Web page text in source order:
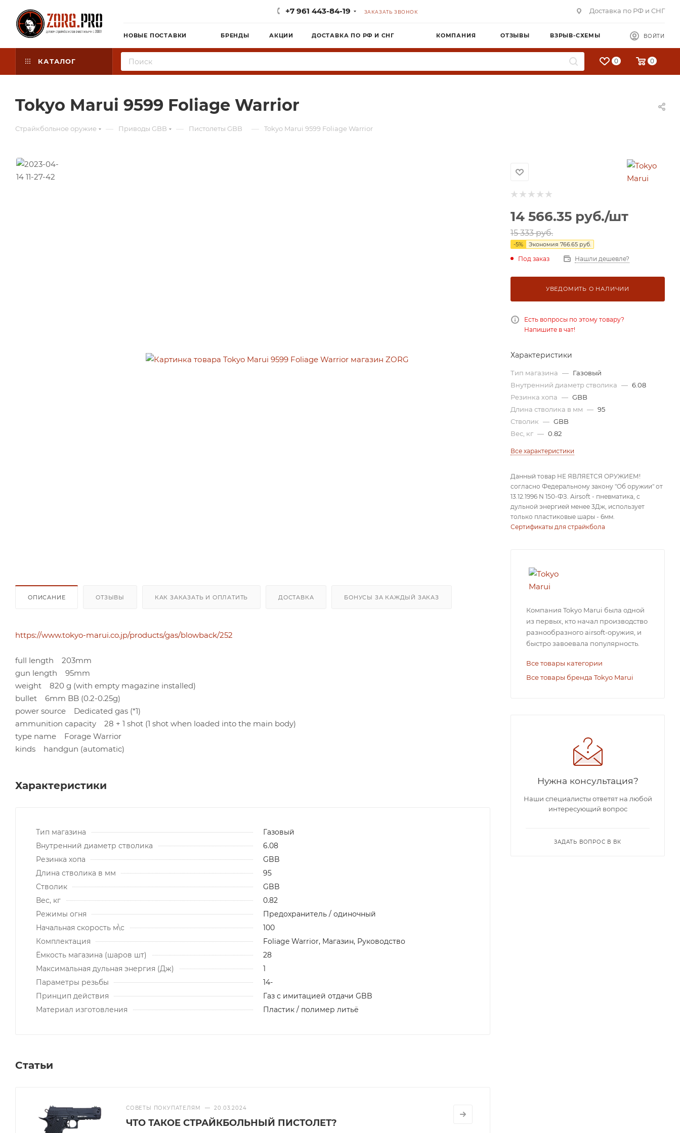
+7 961 443-84-19 ЗАКАЗАТЬ ЗВОНОК Доставка по РФ и СНГ
НОВЫЕ ПОСТАВКИ БРЕНДЫ АКЦИИ ДОСТАВКА ПО РФ И СНГ КОМПАНИЯ ОТЗЫВЫ ВЗРЫВ-СХЕМЫ ВОЙТИ
КАТАЛОГ 0 0
Tokyo Marui 9599 Foliage Warrior
Страйкбольное оружие — Приводы GBB — Пистолеты GBB — Tokyo Marui 9599 Foliage Warrior
ОПИСАНИЕ ОТЗЫВЫ КАК ЗАКАЗАТЬ И ОПЛАТИТЬ ДОСТАВКА БОНУСЫ ЗА КАЖДЫЙ ЗАКАЗ
https://www.tokyo-marui.co.jp/products/gas/blowback/252
full length 203mm
gun length 95mm
weight 820 g (with empty magazine installed)
bullet 6mm BB (0.2-0.25g)
power source Dedicated gas (*1)
ammunition capacity 28 + 1 shot (1 shot when loaded into the main body)
type name Forage Warrior
kinds handgun (automatic)
Характеристики
Тип магазина
Газовый
Внутренний диаметр стволика
6.08
Резинка хопа
GBB
Длина стволика в мм
95
Стволик
GBB
Вес, кг
0.82
Режимы огня
Предохранитель / одиночный
Начальная скорость м\с
100
Комплектация
Foliage Warrior, Магазин, Руководство
Ёмкость магазина (шаров шт)
28
Максимальная дульная энергия (Дж)
1
Параметры резьбы
14-
Принцип действия
Газ с имитацией отдачи GBB
Материал изготовления
Пластик / полимер литьё
Статьи
СОВЕТЫ ПОКУПАТЕЛЯМ — 20.03.2024
ЧТО ТАКОЕ СТРАЙКБОЛЬНЫЙ ПИСТОЛЕТ?
14 566.35 руб./шт
15 333руб.
-5% Экономия 766.65 руб.
Под заказ Нашли дешевле?
УВЕДОМИТЬ О НАЛИЧИИ
Есть вопросы по этому товару?
Напишите в чат!
Характеристики
Тип магазина — Газовый
Внутренний диаметр стволика — 6.08
Резинка хопа — GBB
Длина стволика в мм — 95
Стволик — GBB
Вес, кг — 0.82
Все характеристики
Данный товар НЕ ЯВЛЯЕТСЯ ОРУЖИЕМ!
согласно Федеральному закону "Об оружии" от
13.12.1996 N 150-ФЗ. Airsoft - пневматика, с
дульной энергией менее 3Дж, использует
только пластиковые шары - 6мм.
Сертификаты для страйкбола
Компания Tokyo Marui была одной
из первых, кто начал производство
разнообразного airsoft-оружия, и
быстро завоевала популярность.
Все товары категории
Все товары бренда Tokyo Marui
Нужна консультация?
Наши специалисты ответят на любой
интересующий вопрос
ЗАДАТЬ ВОПРОС В ВК